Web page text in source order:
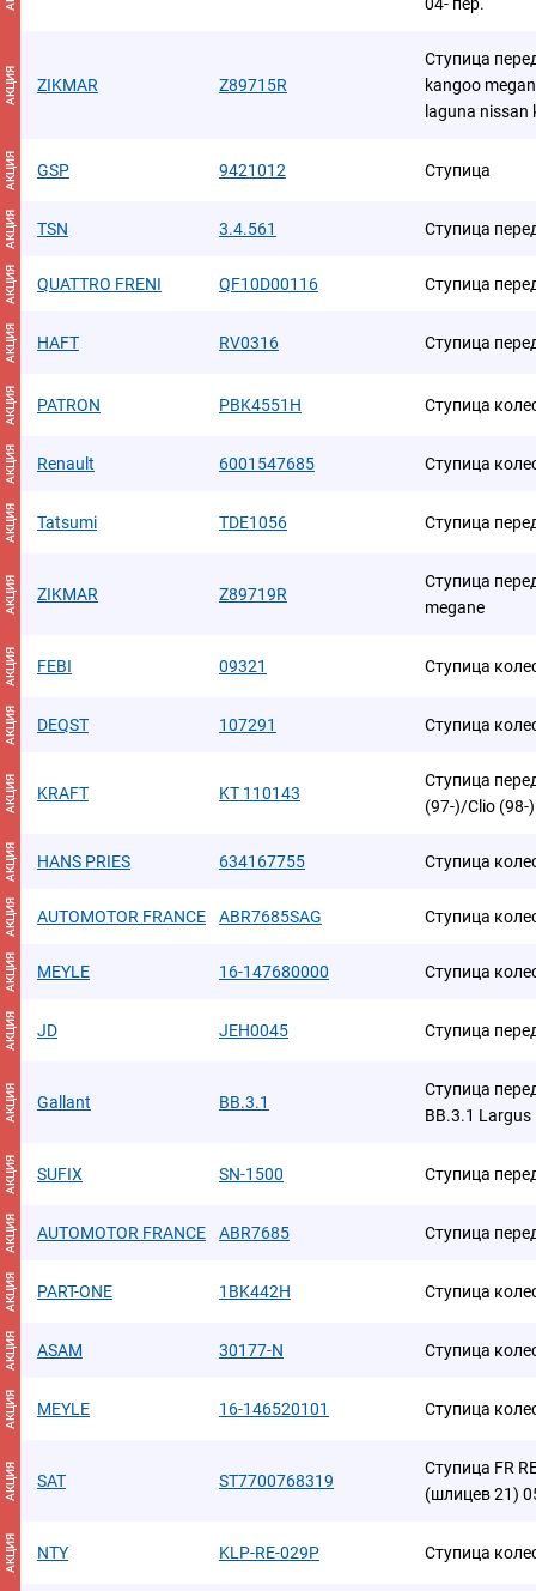
АКЦИЯ ZIKMAR Z89715R
Ступица
kangoo
laguna nissan
АКЦИЯ GSP 9421012 Ступица
АКЦИЯ TSN 3.4.561 Ступица
АКЦИЯ QUATTRO FRENI QF10D00116 Ступица
АКЦИЯ HAFT RV0316 Ступица
АКЦИЯ PATRON PBK4551H Ступица
АКЦИЯ Renault 6001547685 Ступица
АКЦИЯ Tatsumi TDE1056 Ступица
АКЦИЯ ZIKMAR Z89719R
Ступица
megane
АКЦИЯ FEBI 09321 Ступица
АКЦИЯ DEQST 107291 Ступица
АКЦИЯ KRAFT KT 110143
Ступица
(97-)/Clio (98-)
АКЦИЯ HANS PRIES 634167755 Ступица
АКЦИЯ AUTOMOTOR FRANCE ABR7685SAG Ступица
АКЦИЯ MEYLE 16-147680000 Ступица
АКЦИЯ JD JEH0045 Ступица
АКЦИЯ Gallant BB.3.1
Ступица
BB.3.1 Largus
АКЦИЯ SUFIX SN-1500 Ступица
АКЦИЯ AUTOMOTOR FRANCE ABR7685 Ступица
АКЦИЯ PART-ONE 1BK442H Ступица
АКЦИЯ ASAM 30177-N Ступица
АКЦИЯ MEYLE 16-146520101 Ступица
АКЦИЯ SAT ST7700768319
Ступица FR
(шлицев 21)
АКЦИЯ NTY KLP-RE-029P Ступица